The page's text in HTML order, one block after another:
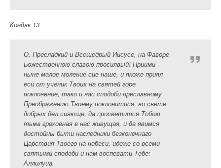
Кондак 13
О, Пресладкий и Всещедрый Иисусе, на Фаворе
Божественною славою просиявый! Приими
ныне малое моление сие наше, и якоже приял
еси от ученик Твоих на святей горе
поклонение, тако и нас сподоби преславному
Преображению Твоему поклонитися, во свете
добрых дел сияюще, да просветится Тобою
тьма греховная в нас живущая, и да явимся
достойны быти наследники безконечнаго
Царствия Твоего на небеси, идеже со всеми
святыми сподоби и нам воспевати Тебе:
Аллилуиа.